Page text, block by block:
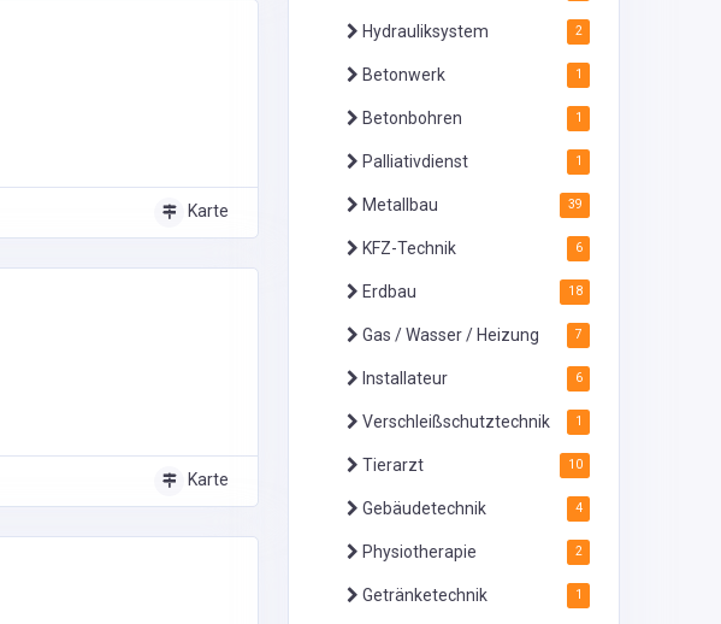
Karte
Karte
Hydrauliksystem 2
Betonwerk 1
Betonbohren 1
Palliativdienst 1
Metallbau 39
KFZ-Technik 6
Erdbau 18
Gas / Wasser / Heizung 7
Installateur 6
Verschleißschutztechnik 1
Tierarzt 10
Gebäudetechnik 4
Physiotherapie 2
Getränketechnik 1